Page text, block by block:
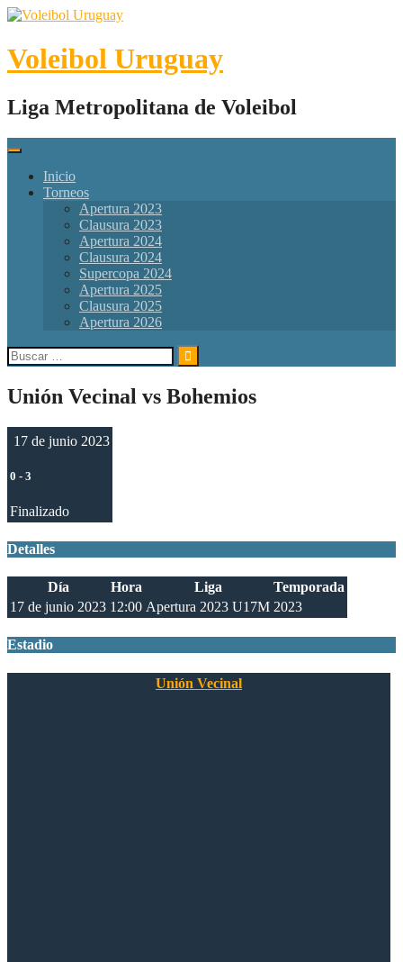
Skip
content
Voleibol Uruguay
Liga Metropolitana de Voleibol
Inicio
Torneos
Apertura 2023
Clausura 2023
Apertura 2024
Clausura 2024
Supercopa 2024
Apertura 2025
Clausura 2025
Apertura 2026
Buscar:
Unión Vecinal vs Bohemios
17 de junio 2023
0 - 3
Finalizado
Detalles
Día Hora Liga
Temporada
17 de junio 2023 12:00 Apertura 2023 U17M 2023
Estadio
Unión Vecinal